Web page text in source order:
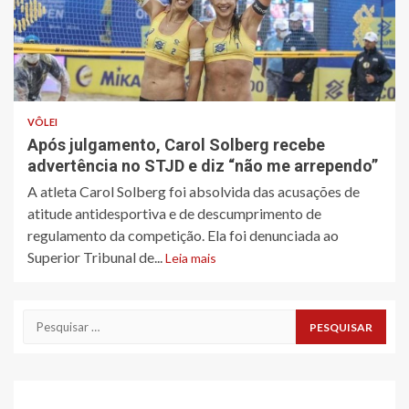
VÔLEI
Após julgamento, Carol Solberg recebe
advertência no STJD e diz “não me arrependo”
A atleta Carol Solberg foi absolvida das acusações de
atitude antidesportiva e de descumprimento de
regulamento da competição. Ela foi denunciada ao
Superior Tribunal de...Leia mais
Pesquisar